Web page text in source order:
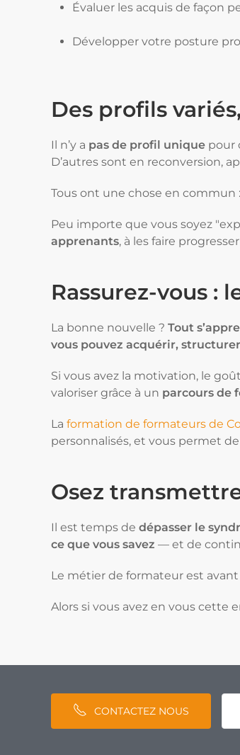
Évaluer les acquis de façon
Développer votre posture
Des profils
Il n’y a pas de profil unique pour
D’autres sont en reconversion,
Tous ont une chose en commun :
Peu importe que vous soyez
apprenants, à les faire
Rassurez-vous :
La bonne nouvelle ? Tout
vous pouvez acquérir,
Si vous avez la motivation, le
valoriser grâce à un parcours de
La formation de formateurs de
personnalisés, et vous permet
Osez
Il est temps de dépasser le
ce que vous savez — et de
Le métier de formateur est
Alors si vous avez en vous cette
CONTACTEZ NOUS